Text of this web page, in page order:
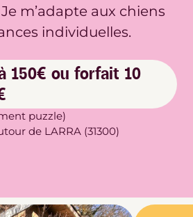
m’adapte aux chiens
individuelles.
150€ ou forfait 10
puzzle)
de LARRA (31300)